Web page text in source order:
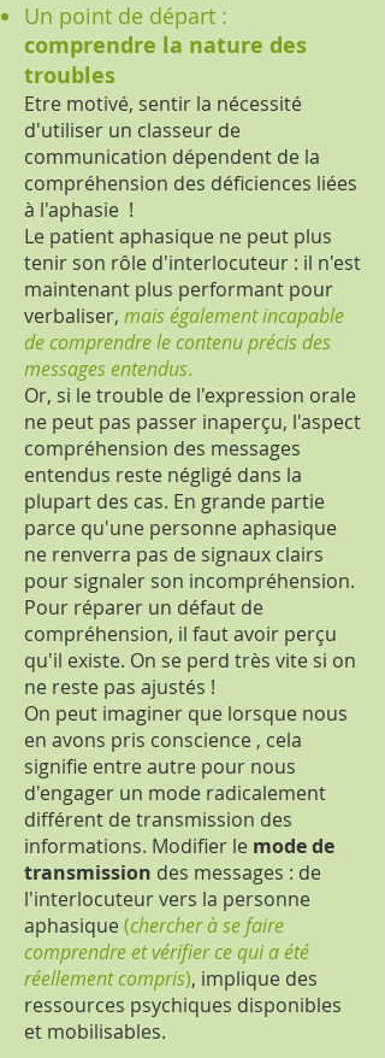
Un point de départ :
comprendre la nature des
troubles
Etre motivé, sentir la nécessité
d'utiliser un classeur de
communication dépendent de la
compréhension des déficiences liées
à l'aphasie !
Le patient aphasique ne peut plus
tenir son rôle d'interlocuteur : il n'est
maintenant plus performant pour
verbaliser, mais également incapable
de comprendre le contenu précis des
messages entendus.
Or, si le trouble de l'expression orale
ne peut pas passer inaperçu, l'aspect
compréhension des messages
entendus reste négligé dans la
plupart des cas. En grande partie
parce qu'une personne aphasique
ne renverra pas de signaux clairs
pour signaler son incompréhension.
Pour réparer un défaut de
compréhension, il faut avoir perçu
qu'il existe. On se perd très vite si on
ne reste pas ajustés !
On peut imaginer que lorsque nous
en avons pris conscience , cela
signifie entre autre pour nous
d'engager un mode radicalement
différent de transmission des
informations. Modifier le mode de
transmission des messages : de
l'interlocuteur vers la personne
aphasique(chercher à se faire
comprendre et vérifier ce qui a été
réellement compris), implique des
ressources psychiques disponibles
et mobilisables.